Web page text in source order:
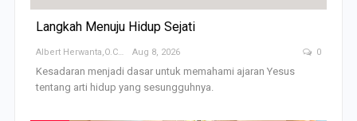
Langkah Menuju Hidup Sejati
Albert Herwanta,O.Carm Aug 8, 2026 0
Kesadaran menjadi dasar untuk memahami ajaran Yesus
tentang arti hidup yang sesungguhnya.